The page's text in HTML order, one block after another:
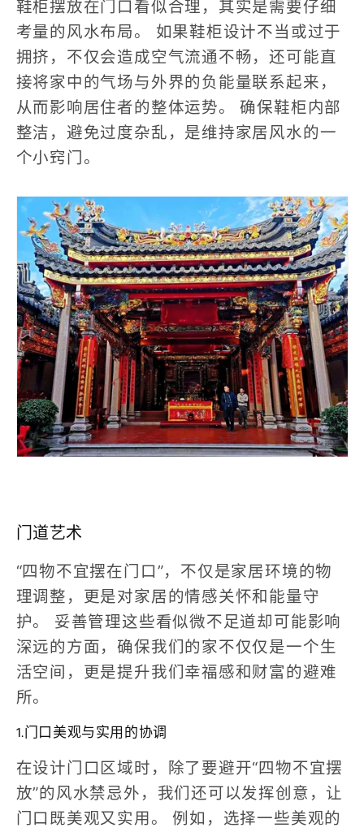
鞋柜摆放在门口看似合理，其实是需要仔细
考量的风水布局。
如果鞋柜设计不当或过于
拥挤，不仅会造成空气流通不畅，还可能直
接将家中的气场与外界的负能量联系起来，
从而影响居住者的整体运势。
确保鞋柜内部
整洁，避免过度杂乱，是维持家居风水的一
个小窍门。
门道艺术
“四物不宜摆在门口”，不仅是家居环境的物
理调整，更是对家居的情感关怀和能量守
护。
妥善管理这些看似微不足道却可能影响
深远的方面，确保我们的家不仅仅是一个生
活空间，更是提升我们幸福感和财富的避难
所。
1.门口美观与实用的协调
在设计门口区域时，除了要避开“四物不宜摆
放”的风水禁忌外，我们还可以发挥创意，让
门口既美观又实用。
例如，选择一些美观的